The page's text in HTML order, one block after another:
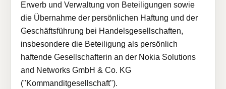
Erwerb und Verwaltung von Beteiligungen sowie
die Übernahme der persönlichen Haftung und der
Geschäftsführung bei Handelsgesellschaften,
insbesondere die Beteiligung als persönlich
haftende Gesellschafterin an der Nokia Solutions
and Networks GmbH & Co. KG
("Kommanditgesellschaft").